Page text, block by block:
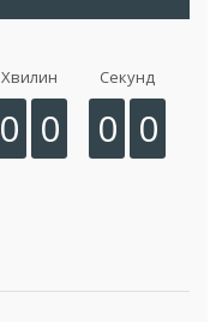
Хвилин
0 0
Секунд
0 0